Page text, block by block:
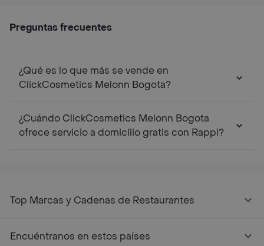
Preguntas frecuentes
¿Qué es lo que más se vende en
ClickCosmetics Melonn Bogota?
¿Cuándo ClickCosmetics Melonn Bogota
ofrece servicio a domicilio gratis con Rappi?
Top Marcas y Cadenas de Restaurantes
Encuéntranos en estos países